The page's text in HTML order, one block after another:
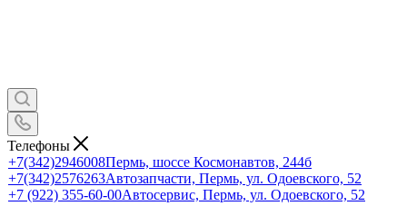
Телефоны
+7(342)2946008Пермь, шоссе Космонавтов, 244б
+7(342)2576263Автозапчасти, Пермь, ул. Одоевского, 52
+7 (922) 355-60-00Автосервис, Пермь, ул. Одоевского, 52